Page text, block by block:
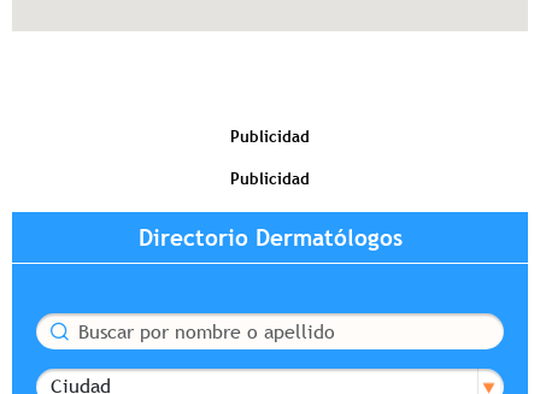
Publicidad
Publicidad
Directorio Dermatólogos
Buscar
Ciudad